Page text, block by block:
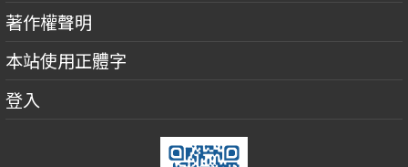
著作權聲明
本站使用正體字
登入